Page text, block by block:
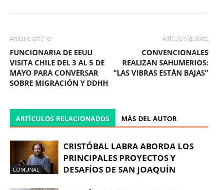
Artículo anterior
FUNCIONARIA DE EEUU
VISITA CHILE DEL 3 AL 5 DE
MAYO PARA CONVERSAR
SOBRE MIGRACIÓN Y DDHH
Artículo siguiente
CONVENCIONALES
REALIZAN SAHUMERIOS:
“LAS VIBRAS ESTÁN BAJAS”
ARTÍCULOS RELACIONADOS MÁS DEL AUTOR
COMUNAL
CRISTÓBAL LABRA ABORDA LOS
PRINCIPALES PROYECTOS Y
DESAFÍOS DE SAN JOAQUÍN